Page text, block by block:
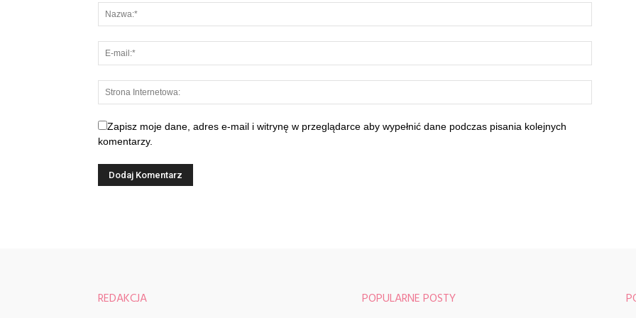
Zapisz moje dane, adres e-mail i witrynę w przeglądarce aby wypełnić dane podczas pisania kolejnych
komentarzy.
REDAKCJA POPULARNE POSTY